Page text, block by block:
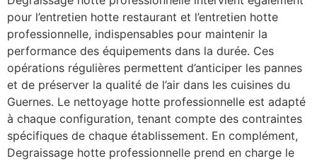
pour l’entretien hotte restaurant et l’entretien hotte
professionnelle, indispensables pour maintenir la
performance des équipements dans la durée. Ces
opérations régulières permettent d’anticiper les pannes
et de préserver la qualité de l’air dans les cuisines du
Guernes. Le nettoyage hotte professionnelle est adapté
à chaque configuration, tenant compte des contraintes
spécifiques de chaque établissement. En complément,
Degraissage hotte professionnelle prend en charge le